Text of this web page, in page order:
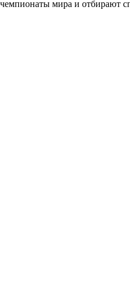
мира и